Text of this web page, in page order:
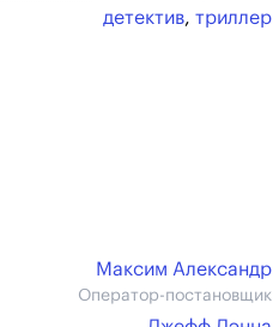
детектив, триллер
Максим Александр
Оператор-постановщик